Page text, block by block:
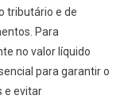
tributário e de
Para
no valor líquido
para garantir o
e evitar